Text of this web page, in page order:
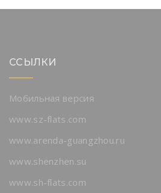
ССЫЛКИ
Мобильная версия
www.sz-flats.com
www.arenda-guangzhou.ru
www.shenzhen.su
www.sh-flats.com